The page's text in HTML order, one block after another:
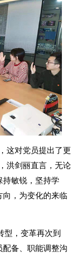
这对党员提出了更
洪剑丽直言，无论
持敏锐，坚持学
向，为变化的来临
型，变革再次到
备、职能调整沟